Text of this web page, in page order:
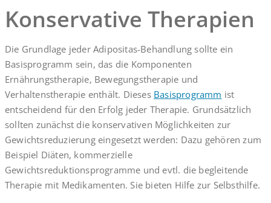
Konservative Therapien
Die Grundlage jeder Adipositas-Behandlung sollte ein
Basisprogramm sein, das die Komponenten
Ernährungstherapie, Bewegungstherapie und
Verhaltenstherapie enthält. Dieses Basisprogramm ist
entscheidend für den Erfolg jeder Therapie. Grundsätzlich
sollten zunächst die konservativen Möglichkeiten zur
Gewichtsreduzierung eingesetzt werden: Dazu gehören zum
Beispiel Diäten, kommerzielle
Gewichtsreduktionsprogramme und evtl. die begleitende
Therapie mit Medikamenten. Sie bieten Hilfe zur Selbsthilfe.